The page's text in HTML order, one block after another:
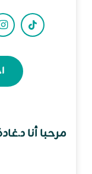
مرحبا أنا